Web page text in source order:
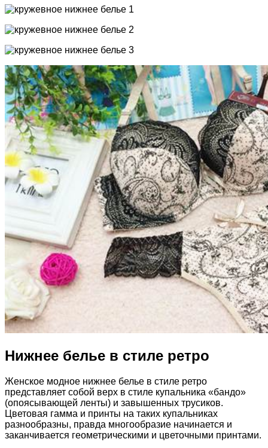
Нижнее белье в стиле ретро
Женское модное нижнее белье в стиле ретро
представляет собой верх в стиле купальника «бандо»
(опоясывающей ленты) и завышенных трусиков.
Цветовая гамма и принты на таких купальниках
разнообразны, правда многообразие начинается и
заканчивается геометрическими и цветочными принтами.